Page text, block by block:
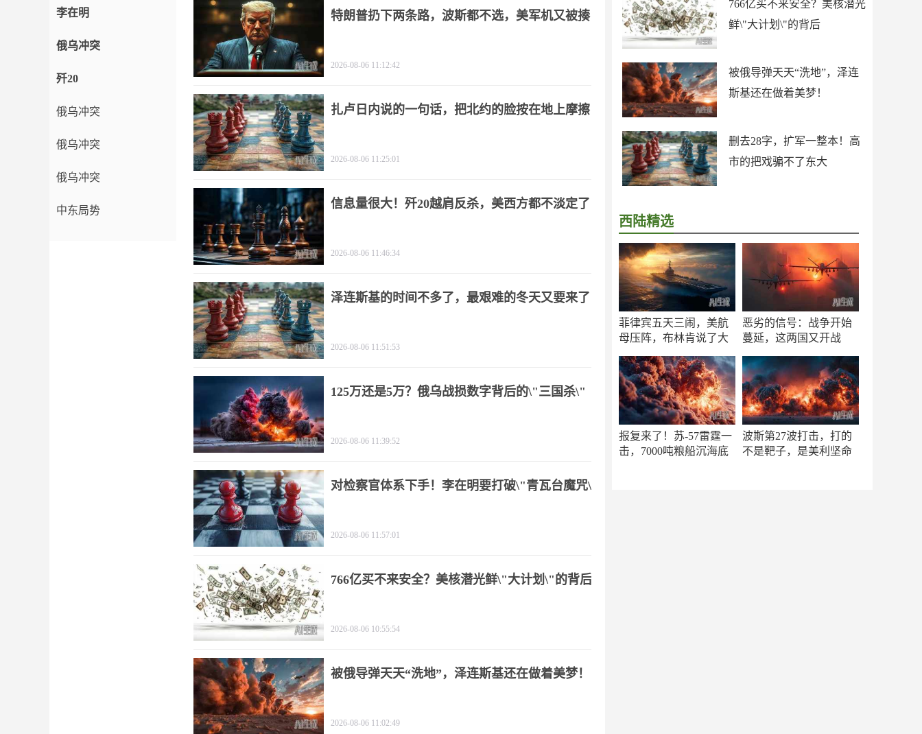
766亿买不来安全？美核潜光
鲜\"大计划\"的背后
被俄导弹天天“洗地”，泽连
斯基还在做着美梦！
删去28字，扩军一整本！高
市的把戏骗不了东大
西陆精选
菲律宾五天三闹，美航
母压阵，布林肯说了大
恶劣的信号：战争开始
蔓延，这两国又开战
报复来了！苏-57雷霆一
击，7000吨粮船沉海底
波斯第27波打击，打的
不是靶子，是美利坚命
李在明
俄乌冲突
歼20
俄乌冲突
俄乌冲突
俄乌冲突
中东局势
特朗普扔下两条路，波斯都不选，美军机又被揍
2026-08-06 11:12:42
扎卢日内说的一句话，把北约的脸按在地上摩擦
2026-08-06 11:25:01
信息量很大！歼20越肩反杀，美西方都不淡定了
2026-08-06 11:46:34
泽连斯基的时间不多了，最艰难的冬天又要来了
2026-08-06 11:51:53
125万还是5万？俄乌战损数字背后的\"三国杀\"
2026-08-06 11:39:52
对检察官体系下手！李在明要打破\"青瓦台魔咒\"
2026-08-06 11:57:01
766亿买不来安全？美核潜光鲜\"大计划\"的背后
2026-08-06 10:55:54
被俄导弹天天“洗地”，泽连斯基还在做着美梦！
2026-08-06 11:02:49